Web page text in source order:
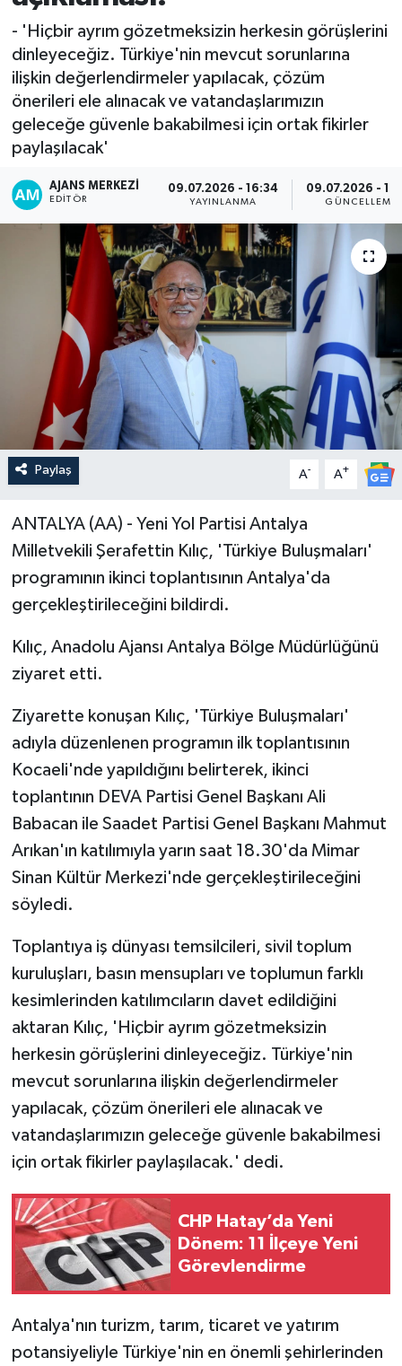
- 'Hiçbir ayrım gözetmeksizin herkesin görüşlerini
dinleyeceğiz. Türkiye'nin mevcut sorunlarına
ilişkin değerlendirmeler yapılacak, çözüm
önerileri ele alınacak ve vatandaşlarımızın
geleceğe güvenle bakabilmesi için ortak fikirler
paylaşılacak'
AJANS MERKEZI
EDITÖR
09.07.2026 - 16:34
YAYINLANMA
09.07.2026 -
GÜNCELLEME
Paylaş A- A+
ANTALYA (AA) - Yeni Yol Partisi Antalya
Milletvekili Şerafettin Kılıç, 'Türkiye Buluşmaları'
programının ikinci toplantısının Antalya'da
gerçekleştirileceğini bildirdi.
Kılıç, Anadolu Ajansı Antalya Bölge Müdürlüğünü
ziyaret etti.
Ziyarette konuşan Kılıç, 'Türkiye Buluşmaları'
adıyla düzenlenen programın ilk toplantısının
Kocaeli'nde yapıldığını belirterek, ikinci
toplantının DEVA Partisi Genel Başkanı Ali
Babacan ile Saadet Partisi Genel Başkanı Mahmut
Arıkan'ın katılımıyla yarın saat 18.30'da Mimar
Sinan Kültür Merkezi'nde gerçekleştirileceğini
söyledi.
Toplantıya iş dünyası temsilcileri, sivil toplum
kuruluşları, basın mensupları ve toplumun farklı
kesimlerinden katılımcıların davet edildiğini
aktaran Kılıç, 'Hiçbir ayrım gözetmeksizin
herkesin görüşlerini dinleyeceğiz. Türkiye'nin
mevcut sorunlarına ilişkin değerlendirmeler
yapılacak, çözüm önerileri ele alınacak ve
vatandaşlarımızın geleceğe güvenle bakabilmesi
için ortak fikirler paylaşılacak.' dedi.
CHP Hatay’da Yeni
Dönem: 11 İlçeye Yeni
Görevlendirme
Antalya'nın turizm, tarım, ticaret ve yatırım
potansiyeliyle Türkiye'nin en önemli şehirlerinden